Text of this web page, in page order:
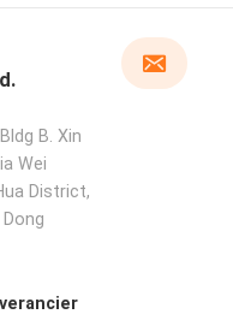
B. Xin
Wei
District,